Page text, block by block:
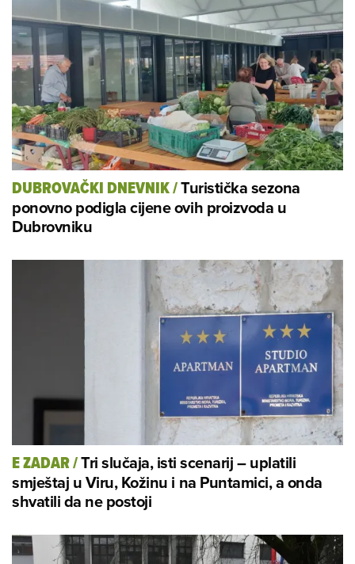
DUBROVAČKI DNEVNIK/Turistička sezona
ponovno podigla cijene ovih proizvoda u
Dubrovniku
E ZADAR/Tri slučaja, isti scenarij – uplatili
smještaj u Viru, Kožinu i na Puntamici, a onda
shvatili da ne postoji